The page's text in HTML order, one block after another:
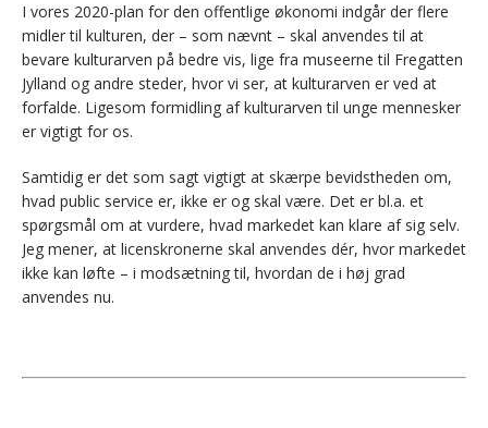
I vores 2020-plan for den offentlige økonomi indgår der flere
midler til kulturen, der – som nævnt – skal anvendes til at
bevare kulturarven på bedre vis, lige fra museerne til Fregatten
Jylland og andre steder, hvor vi ser, at kulturarven er ved at
forfalde. Ligesom formidling af kulturarven til unge mennesker
er vigtigt for os.
Samtidig er det som sagt vigtigt at skærpe bevidstheden om,
hvad public service er, ikke er og skal være. Det er bl.a. et
spørgsmål om at vurdere, hvad markedet kan klare af sig selv.
Jeg mener, at licenskronerne skal anvendes dér, hvor markedet
ikke kan løfte – i modsætning til, hvordan de i høj grad
anvendes nu.